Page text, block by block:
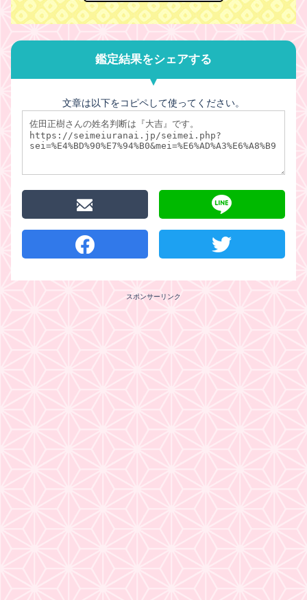
鑑定結果をシェアする
文章は以下をコピペして使ってください。
スポンサーリンク